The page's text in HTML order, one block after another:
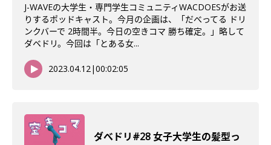
J-WAVEの大学生・専門学生コミュニティWACDOESがお送
りするポッドキャスト。今月の企画は、「だべってる ドリ
ンクバーで 2時間半。今日の空きコマ 勝ち確定。」略して
ダベドリ。今回は「とある女...
2023.04.12|00:02:05
ダべドリ#28 女子大学生の髪型っ